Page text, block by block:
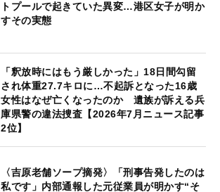
トプールで起きていた異変…港区女子が明か
すその実態
「釈放時にはもう厳しかった」18日間勾留
され体重27.7キロに…不起訴となった16歳
女性はなぜ亡くなったのか 遺族が訴える兵
庫県警の違法捜査【2026年7月ニュース記事
2位】
〈吉原老舗ソープ摘発〉「刑事告発したのは
私です」内部通報した元従業員が明かす“そ